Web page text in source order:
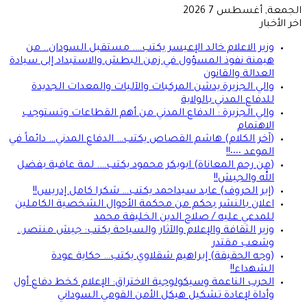
الجمعة, أغسطس 7 2026
اخر الأخبار
وزير الاعلام خالد الإعيسر يكتب…. مستقبل السودان.. من
هيمنة نفوذ المسؤول في زمن البطش والاستبداد إلى سيادة
العدالة والقانون
والي الجزيرة يدشن المركبات والآليات والمعدات الجديدة
للدفاع المدني بالولاية
والي الجزيرة : الدفاع المدني من أهم القطاعات وتستوجب
الاهتمام
(آخر الكلام) هاشم القصاص يكتب… الدفاع المدني… دائماً في
الموعد ٠٠٠٠!!
(من رحم المعاناة) ابوبكر محمود يكتب…. لمة عافية بفضل
الله والجيش!!
(إبر الحروف) عابد سيداحمد يكتب… شكرا كامل إدريس!!
اعلان بالنشر بحكم من محكمة الأحوال الشخصية الكاملين
للمدعي عليه / صلاح الدين الخليفة محمد
وزير الثقافة والإعلام والآثار والسياحة يكتب: جيش منتصر..
وشعب مقتدر
(وجه الحقيقة) إبراهيم شقلاوي يكتب… حكاية عودة
الشهداء!!
الحرب الناعمة وسيكولوجية الاختراق: الإعلام كخط دفاع أول
وأداة لإعادة تشكيل هيكل الأمن القومي السوداني